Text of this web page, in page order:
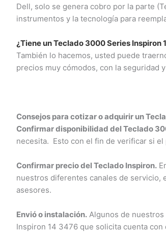
Dell, solo se genera cobro por la parte
instrumentos y la tecnología para
¿Tiene un Teclado 3000 Series Inspiron
También lo hacemos, usted puede
precios muy cómodos, con la seguridad
Consejos para cotizar o adquirir un
Confirmar disponibilidad del Teclado
necesita. Esto con el fin de verificar si
Confirmar precio del Teclado Inspiron.En
nuestros diferentes canales de servicio,
asesores.
Envió o instalación.Algunos de nuestros
Inspiron 14 3476 que solicita cuenta con